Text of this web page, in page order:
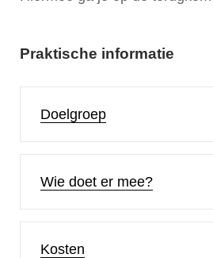
Praktische informatie
Doelgroep
Wie doet er mee?
Kosten